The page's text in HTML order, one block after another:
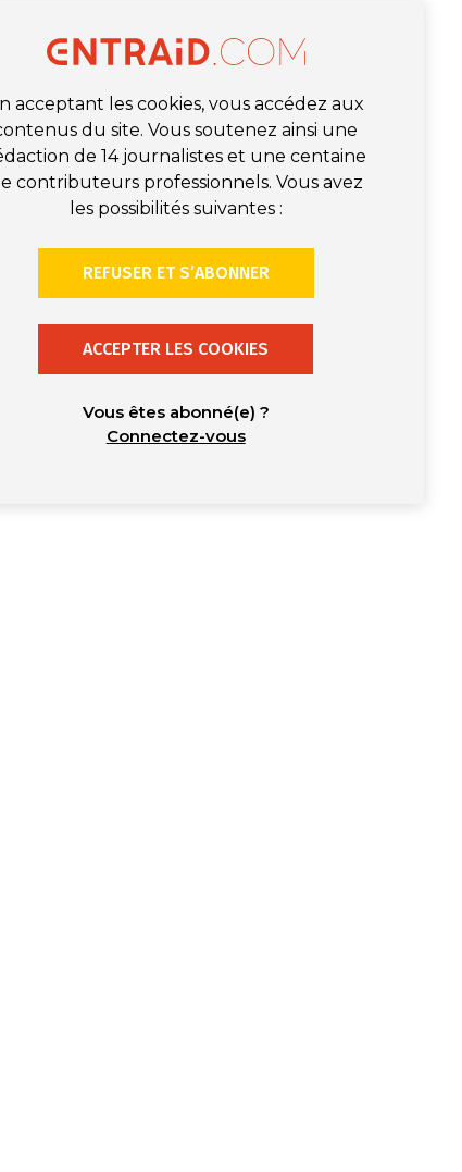
acceptant les cookies, vous accédez aux
du site. Vous soutenez ainsi une
de 14 journalistes et une centaine
contributeurs professionnels. Vous avez
les possibilités suivantes :
REFUSER ET S’ABONNER
ACCEPTER LES COOKIES
Vous êtes abonné(e) ?
Connectez-vous